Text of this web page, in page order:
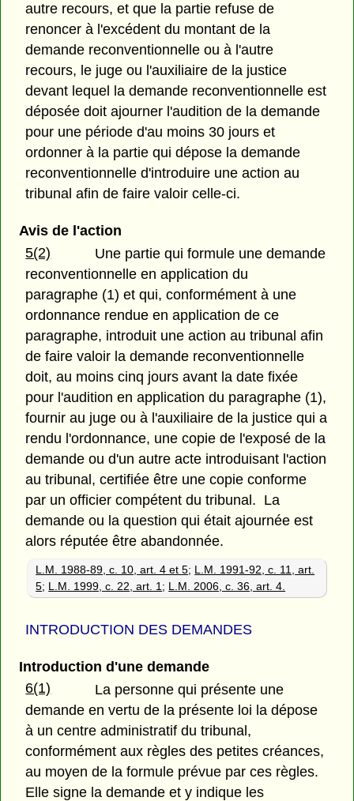
autre recours, et que la partie refuse de
renoncer à l'excédent du montant de la
demande reconventionnelle ou à l'autre
recours, le juge ou l'auxiliaire de la justice
devant lequel la demande reconventionnelle est
déposée doit ajourner l'audition de la demande
pour une période d'au moins 30 jours et
ordonner à la partie qui dépose la demande
reconventionnelle d'introduire une action au
tribunal afin de faire valoir celle-ci.
Avis de l'action
5(2)
Une partie qui formule une demande
reconventionnelle en application du
paragraphe (1) et qui, conformément à une
ordonnance rendue en application de ce
paragraphe, introduit une action au tribunal afin
de faire valoir la demande reconventionnelle
doit, au moins cinq jours avant la date fixée
pour l'audition en application du paragraphe (1),
fournir au juge ou à l'auxiliaire de la justice qui a
rendu l'ordonnance, une copie de l'exposé de la
demande ou d'un autre acte introduisant l'action
au tribunal, certifiée être une copie conforme
par un officier compétent du tribunal. La
demande ou la question qui était ajournée est
alors réputée être abandonnée.
L.M. 1988-89, c. 10, art. 4 et 5; L.M. 1991-92, c. 11, art.
5; L.M. 1999, c. 22, art. 1 ; L.M. 2006, c. 36, art. 4.
INTRODUCTION DES DEMANDES
Introduction d'une demande
6(1)
La personne qui présente une
demande en vertu de la présente loi la dépose
à un centre administratif du tribunal,
conformément aux règles des petites créances,
au moyen de la formule prévue par ces règles.
Elle signe la demande et y indique les